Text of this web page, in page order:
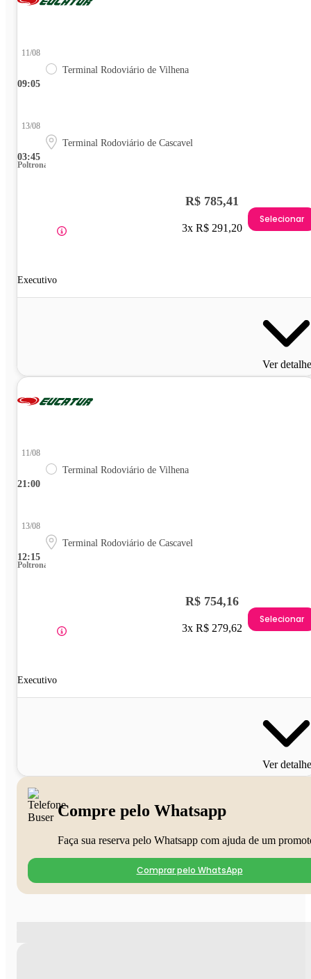
09:05
11/08
Terminal Rodoviário de Vilhena
03:45
13/08
Terminal Rodoviário de Cascavel
Poltrona
Executivo
R$ 785,41
3x R$ 291,20
Selecionar
Ver
21:00
11/08
Terminal Rodoviário de Vilhena
12:15
13/08
Terminal Rodoviário de Cascavel
Poltrona
Executivo
R$ 754,16
3x R$ 279,62
Selecionar
Ver
Compre pelo Whatsapp
Faça sua reserva pelo Whatsapp com ajuda de um
Comprar pelo WhatsApp